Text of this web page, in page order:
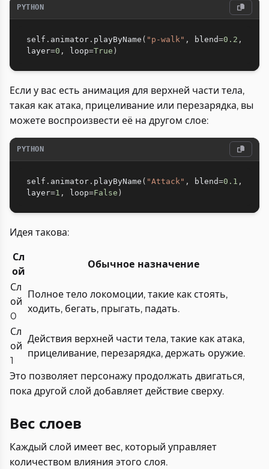
PYTHON
self . animator . playByName ( "p-walk" , blend=0.2 ,
layer=0 , loop=True )
Если у вас есть анимация для верхней части тела,
такая как атака, прицеливание или перезарядка, вы
можете воспроизвести её на другом слое:
PYTHON
self . animator . playByName ( "Attack" , blend=0.1 ,
layer=1 , loop=False )
Идея такова:
Сл
ой
Обычное назначение
Сл
ой
0
Полное тело локомоции, такие как стоять,
ходить, бегать, прыгать, падать.
Сл
ой
1
Действия верхней части тела, такие как атака,
прицеливание, перезарядка, держать оружие.
Это позволяет персонажу продолжать двигаться,
пока другой слой добавляет действие сверху.
Вес слоев
Каждый слой имеет вес, который управляет
количеством влияния этого слоя.